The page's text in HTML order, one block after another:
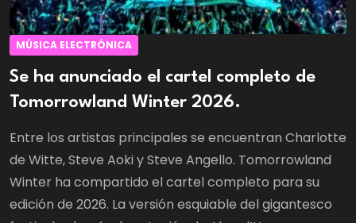
MÚSICA ELECTRÓNICA
Se ha anunciado el cartel completo de
Tomorrowland Winter 2026.
Entre los artistas principales se encuentran Charlotte
de Witte, Steve Aoki y Steve Angello. Tomorrowland
Winter ha compartido el cartel completo para su
edición de 2026. La versión esquiable del gigantesco